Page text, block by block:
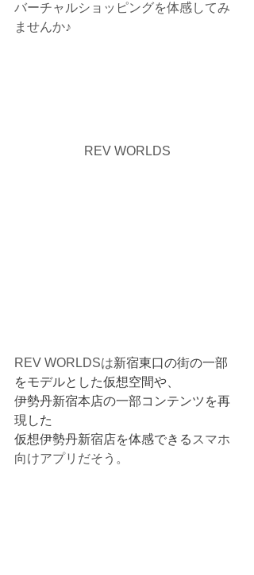
バーチャルショッピングを体感してみ
ませんか♪
REV WORLDS
REV WORLDSは新宿東口の街の一部
をモデルとした仮想空間や、
伊勢丹新宿本店の一部コンテンツを再
現した
仮想伊勢丹新宿店を体感できるスマホ
向けアプリだそう。